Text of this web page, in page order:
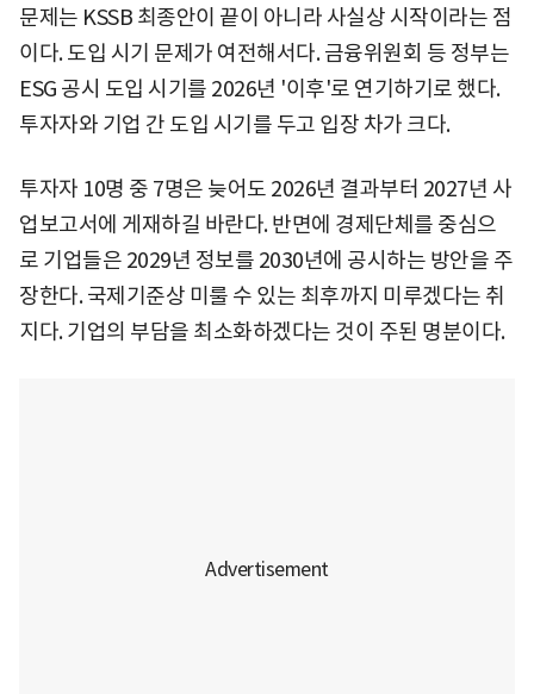
문제는 KSSB 최종안이 끝이 아니라 사실상 시작이라는 점
이다. 도입 시기 문제가 여전해서다. 금융위원회 등 정부는
ESG 공시 도입 시기를 2026년 '이후'로 연기하기로 했다.
투자자와 기업 간 도입 시기를 두고 입장 차가 크다.
투자자 10명 중 7명은 늦어도 2026년 결과부터 2027년 사
업보고서에 게재하길 바란다. 반면에 경제단체를 중심으
로 기업들은 2029년 정보를 2030년에 공시하는 방안을 주
장한다. 국제기준상 미룰 수 있는 최후까지 미루겠다는 취
지다. 기업의 부담을 최소화하겠다는 것이 주된 명분이다.